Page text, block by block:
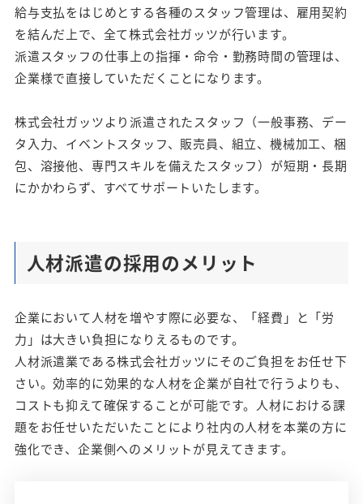
給与支払をはじめとする各種のスタッフ管理は、雇用契約
を結んだ上で、全て株式会社ガッツが行います。
派遣スタッフの仕事上の指揮・命令・勤務時間の管理は、
企業様で直接していただくことになります。
株式会社ガッツより派遣されたスタッフ（一般事務、デー
タ入力、イベントスタッフ、販売員、組立、機械加工、梱
包、溶接他、専門スキルを備えたスタッフ）が短期・長期
にかかわらず、すべてサポートいたします。
人材派遣の採用のメリット
企業において人材を増やす際に必要な、「経費」と「労
力」は大きい負担になりえるものです。
人材派遣業である株式会社ガッツにそのご負担をお任せ下
さい。効率的に効果的な人材を企業が自社で行うよりも、
コストも抑えて確保することが可能です。人材における課
題をお任せいただいたことにより社内の人材を本業の方に
強化でき、企業側へのメリットが見えてきます。